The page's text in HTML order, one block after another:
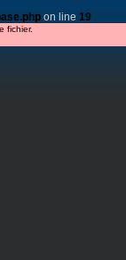
on line 19
fichier.